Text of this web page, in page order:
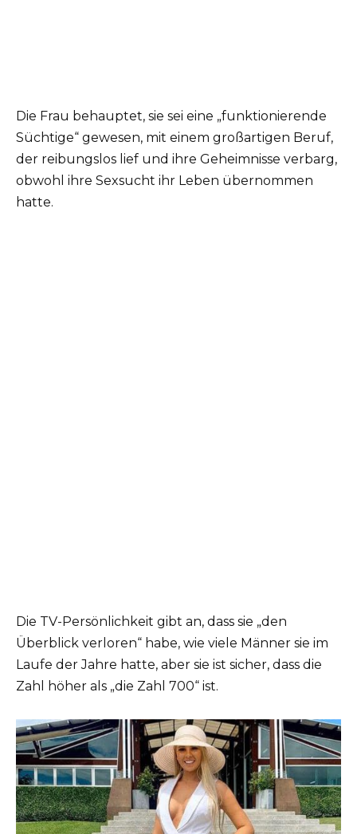
Die Frau behauptet, sie sei eine „funktionierende
Süchtige“ gewesen, mit einem großartigen Beruf,
der reibungslos lief und ihre Geheimnisse verbarg,
obwohl ihre Sexsucht ihr Leben übernommen
hatte.
Die TV-Persönlichkeit gibt an, dass sie „den
Überblick verloren“ habe, wie viele Männer sie im
Laufe der Jahre hatte, aber sie ist sicher, dass die
Zahl höher als „die Zahl 700“ ist.